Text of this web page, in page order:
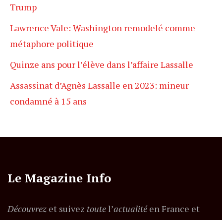
Trump
Lawrence Vale: Washington remodelé comme
métaphore politique
Quinze ans pour l’élève dans l’affaire Lassalle
Assassinat d’Agnès Lassalle en 2023: mineur
condamné à 15 ans
Le Magazine Info
Découvrez et suivez toutel’actualitéen France et